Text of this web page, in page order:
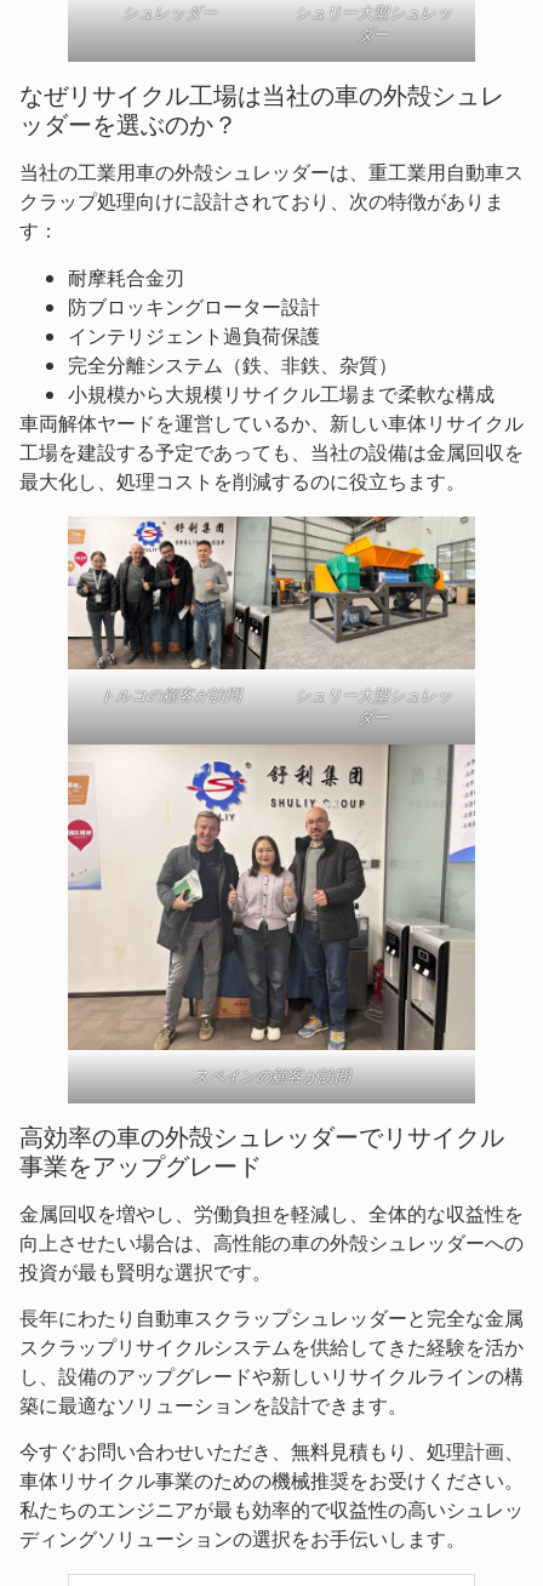
シュレッダー
シュリー大型シュレッ
ダー
なぜリサイクル工場は当社の車の外殻シュレ
ッダーを選ぶのか？
当社の工業用車の外殻シュレッダーは、重工業用自動車ス
クラップ処理向けに設計されており、次の特徴がありま
す：
耐摩耗合金刃
防ブロッキングローター設計
インテリジェント過負荷保護
完全分離システム（鉄、非鉄、杂質）
小規模から大規模リサイクル工場まで柔軟な構成
車両解体ヤードを運営しているか、新しい車体リサイクル
工場を建設する予定であっても、当社の設備は金属回収を
最大化し、処理コストを削減するのに役立ちます。
トルコの顧客が訪問
シュリー大型シュレッ
ダー
スペインの顧客が訪問
高効率の車の外殻シュレッダーでリサイクル
事業をアップグレード
金属回収を増やし、労働負担を軽減し、全体的な収益性を
向上させたい場合は、高性能の車の外殻シュレッダーへの
投資が最も賢明な選択です。
長年にわたり自動車スクラップシュレッダーと完全な金属
スクラップリサイクルシステムを供給してきた経験を活か
し、設備のアップグレードや新しいリサイクルラインの構
築に最適なソリューションを設計できます。
今すぐお問い合わせいただき、無料見積もり、処理計画、
車体リサイクル事業のための機械推奨をお受けください。
私たちのエンジニアが最も効率的で収益性の高いシュレッ
ディングソリューションの選択をお手伝いします。